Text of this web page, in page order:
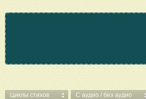
Циклы стихов C аудио / без аудио